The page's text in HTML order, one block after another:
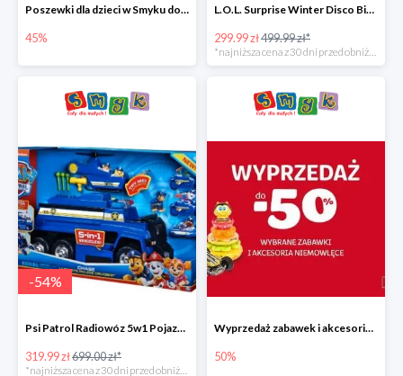
Poszewki dla dzieci w Smyku do -45%
45%
L.O.L. Surprise Winter Disco Bigger Surprise Zestaw laleczek w walizce -40%
299.99 zł499.99 zł*
-54%
Psi Patrol Radiowóz 5w1 Pojazd ratunkowy z figurką Chase'a
319.99 zł699.00 zł*
Wyprzedaż zabawek i akcesoriów niemowlęcych w Smyku do -50%
50%